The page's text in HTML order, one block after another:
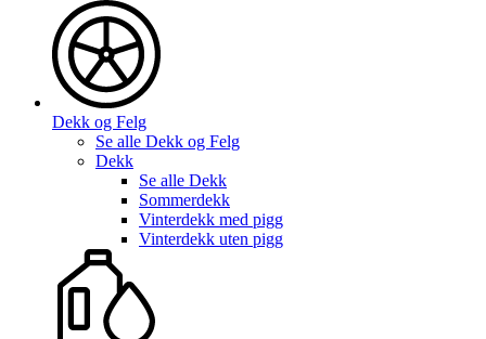
Dekk og Felg
Se alle Dekk og Felg
Dekk
Se alle Dekk
Sommerdekk
Vinterdekk med pigg
Vinterdekk uten pigg